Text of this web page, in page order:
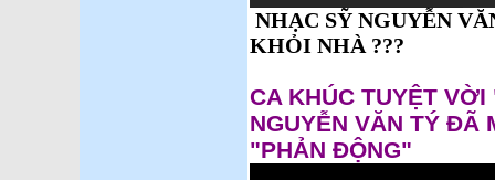
NHẠC SỸ NGUYỄN
KHỎI NHÀ ???
CA KHÚC TUYỆT
NGUYỄN VĂN TÝ ĐÃ
"PHẢN ĐỘNG"